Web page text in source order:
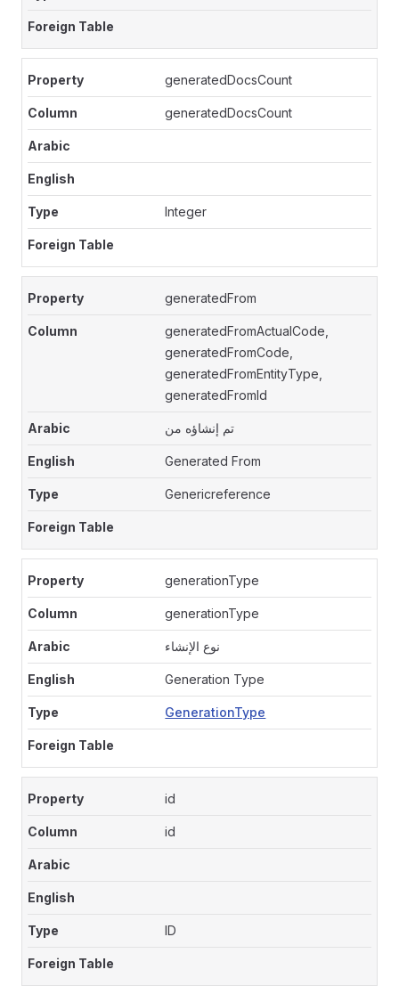
generatedDocsCount
generatedDocsCount
Integer
generatedFrom
generatedFromActualCode,
generatedFromCode,
generatedFromEntityType,
generatedFromId
تم إنشاؤه من
Generated From
Genericreference
generationType
generationType
نوع الإنشاء
Generation Type
GenerationType
id
id
ID